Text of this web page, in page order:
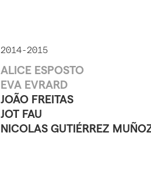
2014-2015
ALICE ESPOSTO
EVA EVRARD
JOÃO FREITAS
JOT FAU
NICOLAS GUTIÉRREZ